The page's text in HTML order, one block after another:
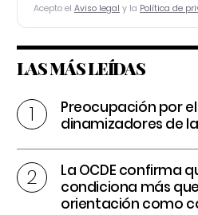
Acepto el Aviso legal y la Política de
LAS MÁS LEÍDAS
Preocupación por
dinamizadores de
La OCDE confirma
condiciona más
orientación como